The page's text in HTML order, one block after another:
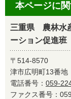
本ページに
三重県 農林水
ーション促進班
〒514-8570
津市広明町13番地
電話番号： 059-
ファクス番号：